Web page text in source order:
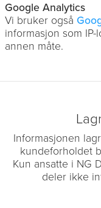
Google Analytics
Vi bruker også
informasjon som
annen måte.
Informasjonen
kundeforholdet
Kun ansatte i NG
deler ikke